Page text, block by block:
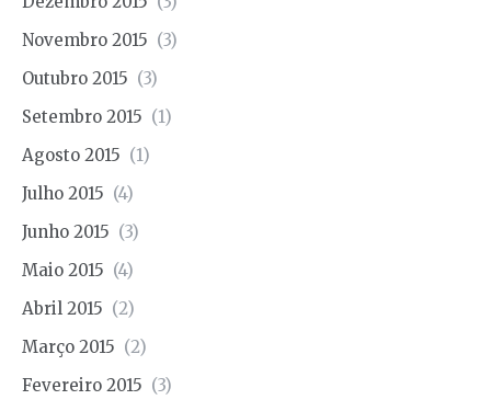
Novembro 2015 (3)
Outubro 2015 (3)
Setembro 2015 (1)
Agosto 2015 (1)
Julho 2015 (4)
Junho 2015 (3)
Maio 2015 (4)
Abril 2015 (2)
Março 2015 (2)
Fevereiro 2015 (3)